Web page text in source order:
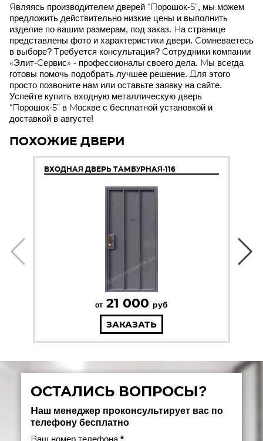
Являясь производителем дверей “Порошок-5”, мы можем
предложить действительно низкие цены и выполнить
изделие по вашим размерам, под заказ. На странице
представлены фото и характеристики двери. Сомневаетесь
в выборе? Требуется консультация? Сотрудники компании
«Элит-Сервис» - профессионалы своего дела. Мы всегда
готовы помочь подобрать лучшее решение. Для этого
просто позвоните нам или оставьте заявку на сайте.
Успейте купить входную металлическую дверь
“Порошок-5” в Москве с бесплатной установкой и
доставкой в августе!
ПОХОЖИЕ ДВЕРИ
ВХОДНАЯ ДВЕРЬ ТАМБУРНАЯ-116
от 21 000 руб
ЗАКАЗАТЬ
ОСТАЛИСЬ ВОПРОСЫ?
Наш менеджер проконсультирует вас по
телефону бесплатно
Ваш номер телефона *